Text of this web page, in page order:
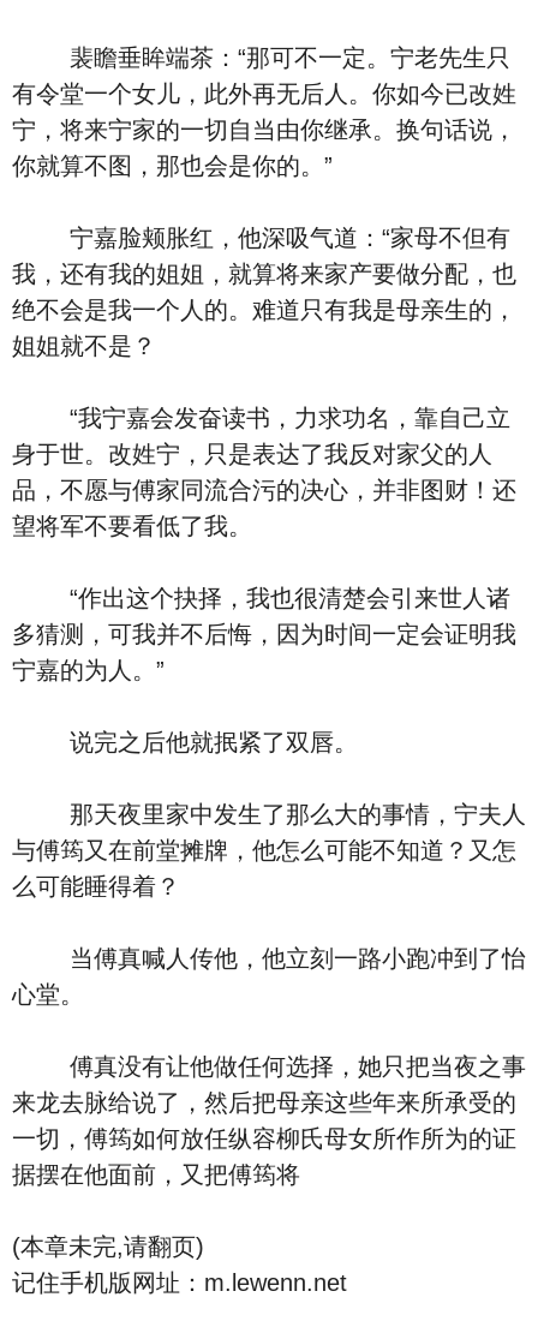
裴瞻垂眸端茶：“那可不一定。宁老先生只
有令堂一个女儿，此外再无后人。你如今已改姓
宁，将来宁家的一切自当由你继承。换句话说，
你就算不图，那也会是你的。”
宁嘉脸颊胀红，他深吸气道：“家母不但有
我，还有我的姐姐，就算将来家产要做分配，也
绝不会是我一个人的。难道只有我是母亲生的，
姐姐就不是？
“我宁嘉会发奋读书，力求功名，靠自己立
身于世。改姓宁，只是表达了我反对家父的人
品，不愿与傅家同流合污的决心，并非图财！还
望将军不要看低了我。
“作出这个抉择，我也很清楚会引来世人诸
多猜测，可我并不后悔，因为时间一定会证明我
宁嘉的为人。”
说完之后他就抿紧了双唇。
那天夜里家中发生了那么大的事情，宁夫人
与傅筠又在前堂摊牌，他怎么可能不知道？又怎
么可能睡得着？
当傅真喊人传他，他立刻一路小跑冲到了怡
心堂。
傅真没有让他做任何选择，她只把当夜之事
来龙去脉给说了，然后把母亲这些年来所承受的
一切，傅筠如何放任纵容柳氏母女所作所为的证
据摆在他面前，又把傅筠将
(本章未完,请翻页)
记住手机版网址：m.lewenn.net